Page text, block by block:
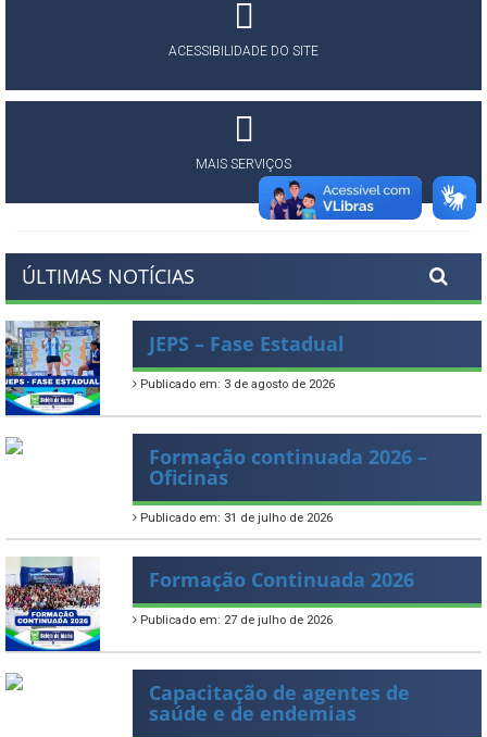
ACESSIBILIDADE DO SITE
MAIS SERVIÇOS
ÚLTIMAS NOTÍCIAS
JEPS – Fase Estadual
Publicado em: 3 de agosto de 2026
Formação continuada 2026 –
Oficinas
Publicado em: 31 de julho de 2026
Formação Continuada 2026
Publicado em: 27 de julho de 2026
Capacitação de agentes de
saúde e de endemias